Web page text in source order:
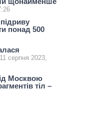
понад 500
11 серпня 2023,
Москвою
тіл –